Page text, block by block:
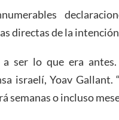
directas de la
a ser lo que era
israelí, Yoav Gallant.
semanas o incluso